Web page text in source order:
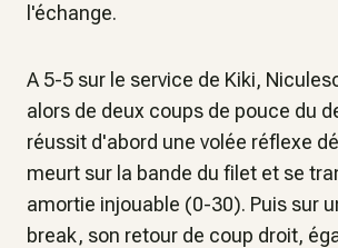
l'échange.
A 5-5 sur le service de Kiki,
alors de deux coups de pouce du
réussit d'abord une volée réflexe
meurt sur la bande du filet et se
amortie injouable (0-30). Puis sur
break, son retour de coup droit,